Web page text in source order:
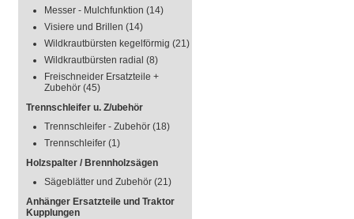
Messer - Mulchfunktion (14)
Visiere und Brillen (14)
Wildkrautbürsten kegelförmig (21)
Wildkrautbürsten radial (8)
Freischneider Ersatzteile +
Zubehör (45)
Trennschleifer u. Z/ubehör
Trennschleifer - Zubehör (18)
Trennschleifer (1)
Holzspalter / Brennholzsägen
Sägeblätter und Zubehör (21)
Anhänger Ersatzteile und Traktor
Kupplungen